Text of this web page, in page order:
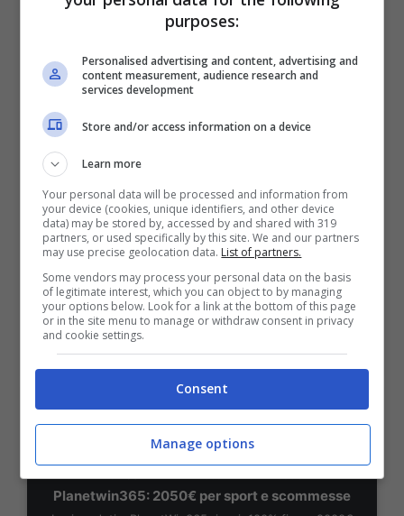
VERIFICA
Mostra Informazioni
Bonus Benvenuto Sport: fino a 1.000€
50% sul deposito fino a 50€
1000€
VERIFICA
PlanetWin365
Planetwin365: 2050€ per sport e scommesse
purposes:
Personalised advertising and content, advertising and
content measurement, audience research and
services development
Store and/or access information on a device
Learn more
Your personal data will be processed and information from
your device (cookies, unique identifiers, and other device
data) may be stored by, accessed by and shared with 319
partners, or used specifically by this site. We and our partners
may use precise geolocation data. List of partners.
Some vendors may process your personal data on the basis
of legitimate interest, which you can object to by managing
your options below. Look for a link at the bottom of this page
or in the site menu to manage or withdraw consent in privacy
and cookie settings.
Consent
Manage options